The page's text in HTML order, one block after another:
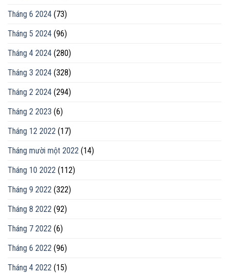
Tháng 6 2024 (73)
Tháng 5 2024 (96)
Tháng 4 2024 (280)
Tháng 3 2024 (328)
Tháng 2 2024 (294)
Tháng 2 2023 (6)
Tháng 12 2022 (17)
Tháng mười một 2022 (14)
Tháng 10 2022 (112)
Tháng 9 2022 (322)
Tháng 8 2022 (92)
Tháng 7 2022 (6)
Tháng 6 2022 (96)
Tháng 4 2022 (15)